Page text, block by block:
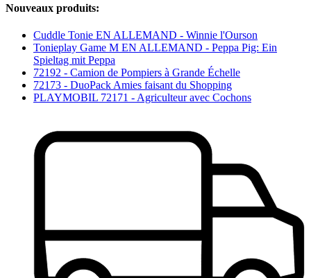
Nouveaux produits:
Cuddle Tonie EN ALLEMAND - Winnie l'Ourson
Tonieplay Game M EN ALLEMAND - Peppa Pig: Ein
Spieltag mit Peppa
72192 - Camion de Pompiers à Grande Échelle
72173 - DuoPack Amies faisant du Shopping
PLAYMOBIL 72171 - Agriculteur avec Cochons